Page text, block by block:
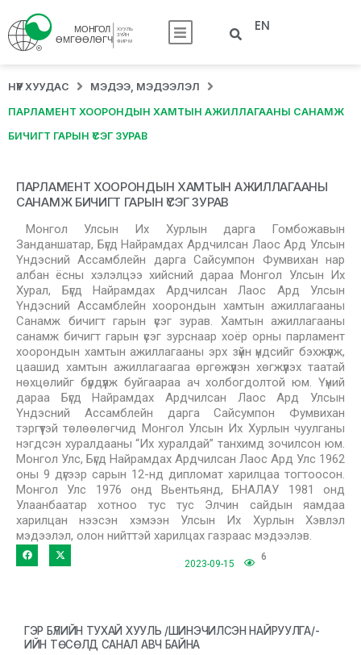
EN
НҮҮР ХУУДАС МЭДЭЭ, МЭДЭЭЛЭЛ
ПАРЛАМЕНТ ХООРОНДЫН ХАМТЫН АЖИЛЛАГААНЫ САНАМЖ
БИЧИГТ ГАРЫН ҮСЭГ ЗУРАВ
ПАРЛАМЕНТ ХООРОНДЫН ХАМТЫН АЖИЛЛАГААНЫ
САНАМЖ БИЧИГТ ГАРЫН ҮСЭГ ЗУРАВ
Монгол Улсын Их Хурлын дарга Гомбожавын
Занданшатар, Бүгд Найрамдах Ардчилсан Лаос Ард Улсын
Үндэсний Ассамблейн дарга Сайсумпон Фумвихан нар
албан ёсны хэлэлцээ хийсний дараа Монгол Улсын Их
Хурал, Бүгд Найрамдах Ардчилсан Лаос Ард Улсын
Үндэсний Ассамблейн хоорондын хамтын ажиллагааны
Санамж бичигт гарын үсэг зурав. Хамтын ажиллагааны
санамж бичигт гарын үсэг зурснаар хоёр орны парламент
хоорондын хамтын ажиллагааны эрх зүйн үндсийг бэхжүүлж,
цаашид хамтын ажиллагаагаа өргөжүүлэн хөгжүүлэх таатай
нөхцөлийг бүрдүүлж буйгаараа ач холбогдолтой юм. Үүний
дараа Бүгд Найрамдах Ардчилсан Лаос Ард Улсын
Үндэсний Ассамблейн дарга Сайсумпон Фумвихан
тэргүүтэй төлөөлөгчид Монгол Улсын Их Хурлын чуулганы
нэгдсэн хуралдааны “Их хуралдай” танхимд зочилсон юм.
Монгол Улс, Бүгд Найрамдах Ардчилсан Лаос Ард Улс 1962
оны 9 дүгээр сарын 12-нд дипломат харилцаа тогтоосон.
Монгол Улс 1976 онд Вьентьянд, БНАЛАУ 1981 онд
Улаанбаатар хотноо тус тус Элчин сайдын яамдаа
харилцан нээсэн хэмээн Улсын Их Хурлын Хэвлэл
мэдээлэл, олон нийттэй харилцах газраас мэдээлэв.
2023-09-15
6
ГЭР БҮЛИЙН ТУХАЙ ХУУЛЬ /ШИНЭЧИЛСЭН НАЙРУУЛГА/-
ИЙН ТӨСӨЛД САНАЛ АВЧ БАЙНА